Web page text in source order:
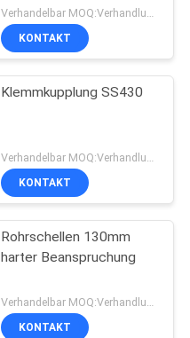
DN100 SML Kombi KralleVerhandelbar MOQ:Verhandlung
KONTAKT
Klemmkupplung SS430
KONTAKT
Rohrschellen 130mm
harter Beanspruchung
KONTAKT